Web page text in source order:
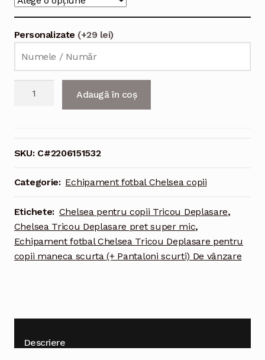
Personalizate (+29 lei)
maneca
scurta
(+
Adaugă în coș
SKU: C#2206151532
Categorie: Echipament fotbal Chelsea copii
Etichete: Chelsea pentru copii Tricou Deplasare,
Chelsea Tricou Deplasare pret super mic,
Echipament fotbal Chelsea Tricou Deplasare pentru
copii maneca scurta (+ Pantaloni scurti) De vânzare
Descriere